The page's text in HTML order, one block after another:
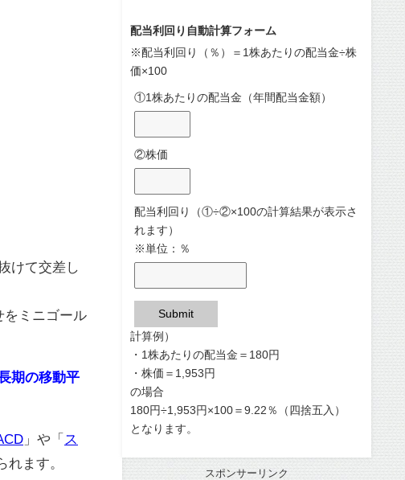
けて交差し
をミニゴール
期の移動平
」や「 ス
れます。
配当利回り自動計算フォーム
※配当利回り（％）＝1株あたりの配当金÷株
価×100
①1株あたりの配当金（年間配当金額）
②株価
配当利回り（①÷②×100の計算結果が表示さ
れます）
※単位：％
Submit
計算例）
・1株あたりの配当金＝180円
・株価＝1,953円
の場合
180円÷1,953円×100＝9.22％（四捨五入）
となります。
スポンサーリンク